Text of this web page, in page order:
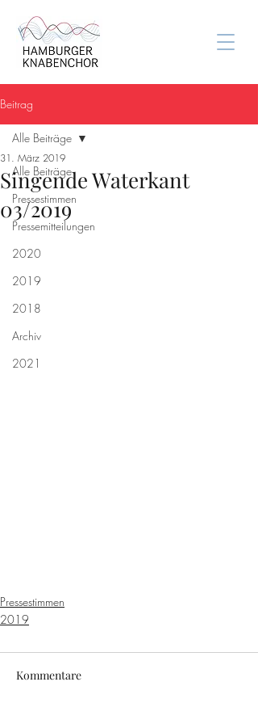
Beitrag
Alle Beiträge
Pressestimmen
Pressemitteilungen
2020
2019
2018
Archiv
2021
Alle Beiträge
Singende Waterkant
03/2019
31. März 2019
Pressestimmen
2019
Kommentare